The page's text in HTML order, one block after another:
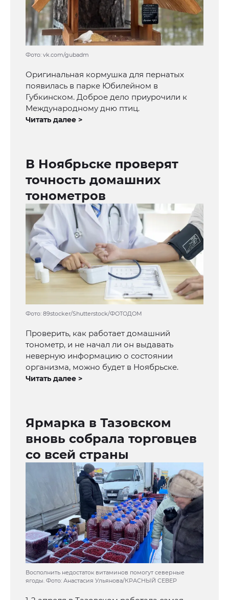
Фото: vk.com/gubadm
Оригинальная кормушка для пернатых
появилась в парке Юбилейном в
Губкинском. Доброе дело приурочили к
Международному дню птиц.
Читать далее >
В Ноябрьске проверят
точность домашних
тонометров
Фото: 89stocker/Shutterstock/ФОТОДОМ
Проверить, как работает домашний
тонометр, и не начал ли он выдавать
неверную информацию о состоянии
организма, можно будет в Ноябрьске.
Читать далее >
Ярмарка в Тазовском
вновь собрала торговцев
со всей страны
Восполнить недостаток витаминов помогут северные
ягоды. Фото: Анастасия Ульянова/КРАСНЫЙ СЕВЕР